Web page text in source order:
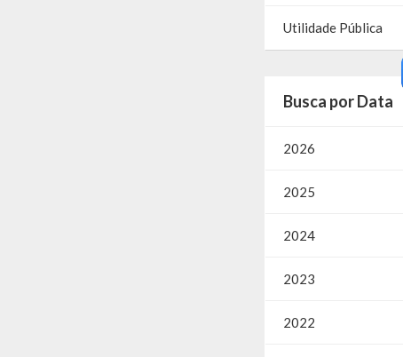
Utilidade Pública
Busca por Data
2026
2025
2024
2023
2022